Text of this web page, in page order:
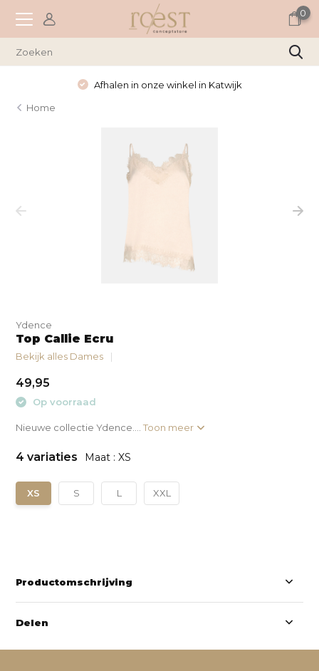
0
Afhalen in onze winkel in Katwijk
Home
Ydence
Top Callie Ecru
Bekijk alles Dames
49,95
Op voorraad
Nieuwe collectie Ydence....Toon meer
4 variaties Maat : XS
XS S L XXL
Productomschrijving
Delen